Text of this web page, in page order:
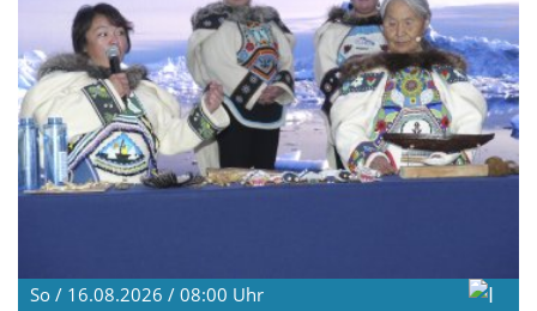
So / 16.08.2026 / 08:00 Uhr